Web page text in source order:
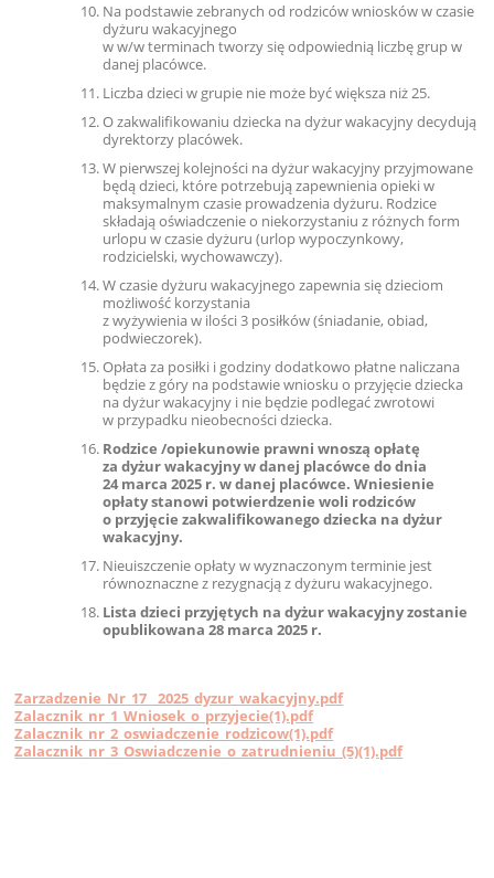
Na podstawie zebranych od rodziców wniosków w czasie
dyżuru wakacyjnego
w w/w terminach tworzy się odpowiednią liczbę grup w
danej placówce.
Liczba dzieci w grupie nie może być większa niż 25.
O zakwalifikowaniu dziecka na dyżur wakacyjny decydują
dyrektorzy placówek.
W pierwszej kolejności na dyżur wakacyjny przyjmowane
będą dzieci, które potrzebują zapewnienia opieki w
maksymalnym czasie prowadzenia dyżuru. Rodzice
składają oświadczenie o niekorzystaniu z różnych form
urlopu w czasie dyżuru (urlop wypoczynkowy,
rodzicielski, wychowawczy).
W czasie dyżuru wakacyjnego zapewnia się dzieciom
możliwość korzystania
z wyżywienia w ilości 3 posiłków (śniadanie, obiad,
podwieczorek).
Opłata za posiłki i godziny dodatkowo płatne naliczana
będzie z góry na podstawie wniosku o przyjęcie dziecka
na dyżur wakacyjny i nie będzie podlegać zwrotowi
w przypadku nieobecności dziecka.
Rodzice /opiekunowie prawni wnoszą opłatę
za dyżur wakacyjny w danej placówce do dnia
24 marca 2025 r. w danej placówce. Wniesienie
opłaty stanowi potwierdzenie woli rodziców
o przyjęcie zakwalifikowanego dziecka na dyżur
wakacyjny.
Nieuiszczenie opłaty w wyznaczonym terminie jest
równoznaczne z rezygnacją z dyżuru wakacyjnego.
Lista dzieci przyjętych na dyżur wakacyjny zostanie
opublikowana 28 marca 2025 r.
Zarzadzenie_Nr_17__2025_dyzur_wakacyjny.pdf
Zalacznik_nr_1_Wniosek_o_przyjecie(1).pdf
Zalacznik_nr_2_oswiadczenie_rodzicow(1).pdf
Zalacznik_nr_3_Oswiadczenie_o_zatrudnieniu_(5)(1).pdf